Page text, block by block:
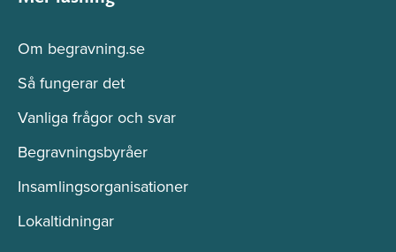
Om begravning.se
Så fungerar det
Vanliga frågor och svar
Begravningsbyråer
Insamlingsorganisationer
Lokaltidningar